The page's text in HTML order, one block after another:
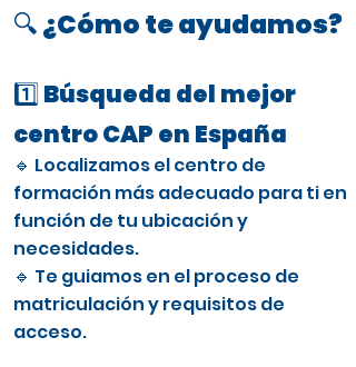
🔍 ¿Cómo te ayudamos?
1️⃣ Búsqueda del mejor
centro CAP en España
🔹 Localizamos el centro de
formación más adecuado para ti en
función de tu ubicación y
necesidades.
🔹 Te guiamos en el proceso de
matriculación y requisitos de
acceso.